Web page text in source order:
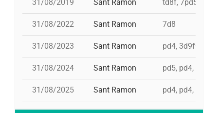
31/08/2019 Sant Ramon td8f, 7pd5, pd5
31/08/2022 Sant Ramon 7d8
31/08/2023 Sant Ramon pd4,
31/08/2024 Sant Ramon pd5, pd4, 4d8,
31/08/2025 Sant Ramon pd4, pd4, 3d9f,